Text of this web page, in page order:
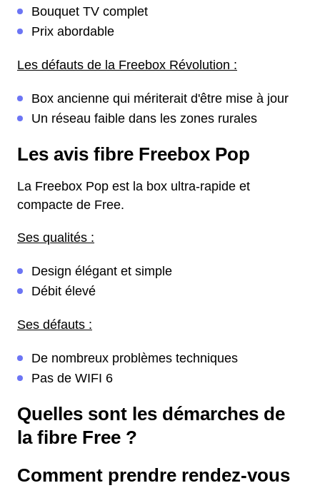
Bouquet TV complet
Prix abordable
Les défauts de la Freebox Révolution :
Box ancienne qui mériterait d'être mise à jour
Un réseau faible dans les zones rurales
Les avis fibre Freebox Pop
La Freebox Pop est la box ultra-rapide et
compacte de Free.
Ses qualités :
Design élégant et simple
Débit élevé
Ses défauts :
De nombreux problèmes techniques
Pas de WIFI 6
Quelles sont les démarches de
la fibre Free ?
Comment prendre rendez-vous